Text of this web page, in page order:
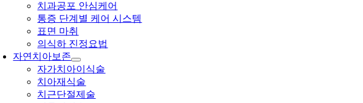
치과공포 안심케어
통증 단계별 케어 시스템
표면 마취
의식하 진정요법
자연치아보존
자가치아이식술
치아재식술
치근단절제술